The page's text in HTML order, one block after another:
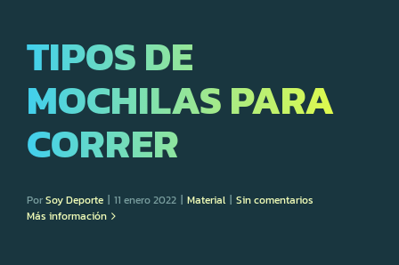
TIPOS DE
MOCHILAS PARA
CORRER
PorSoy Deporte | 11 enero 2022 | Material | Sin comentarios
Más información